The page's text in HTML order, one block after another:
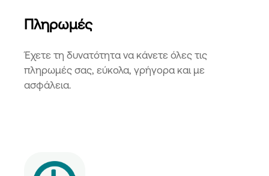
Πληρωμές
Έχετε τη δυνατότητα να κάνετε όλες τις
πληρωμές σας, εύκολα, γρήγορα και με
ασφάλεια.